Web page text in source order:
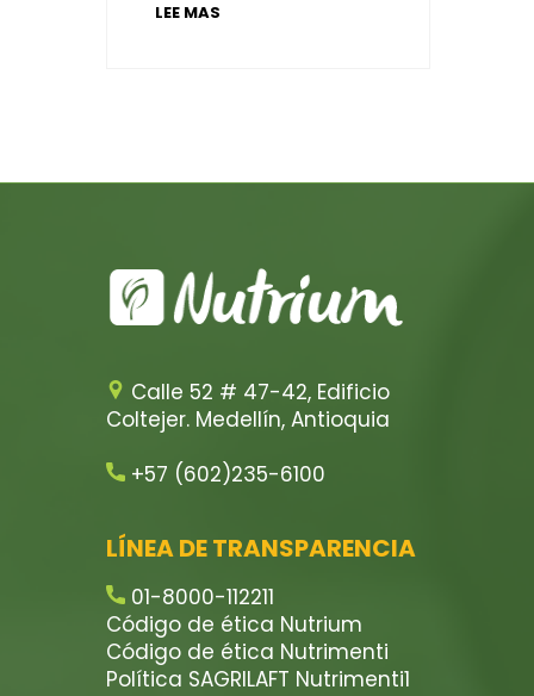
LEE MAS
Calle 52 # 47-42, Edificio
Coltejer. Medellín, Antioquia
+57 (602)235-6100
LÍNEA DE TRANSPARENCIA
01-8000-112211
Código de ética Nutrium
Código de ética Nutrimenti
Política SAGRILAFT Nutrimenti1